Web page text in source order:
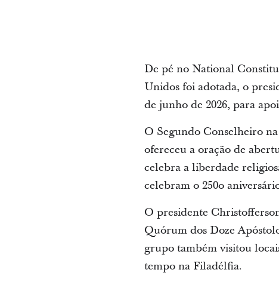
De pé no National
Unidos foi adotada, o
de junho de 2026, para
O Segundo Conselheiro
ofereceu a oração de
celebra a liberdade
celebram o 250o
O presidente
Quórum dos Doze
grupo também visitou
tempo na Filadélfia.